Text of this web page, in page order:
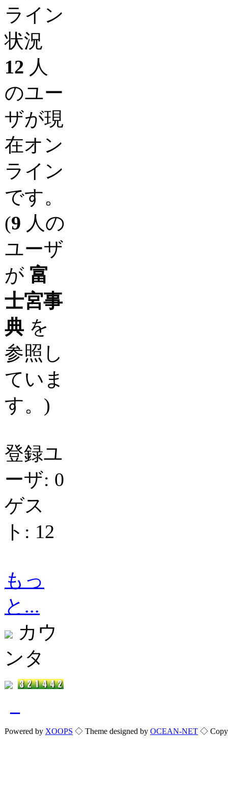
ライン
状況
12 人
のユー
ザが現
在オン
ライン
です。
(9 人の
ユーザ
が 富
士宮事
典 を
参照し
ていま
す。)
登録ユ
ーザ: 0
ゲス
ト: 12
もっ
と...
カウ
ンタ
Powered by XOOPS ◇ Theme designed by OCEAN-NET ◇